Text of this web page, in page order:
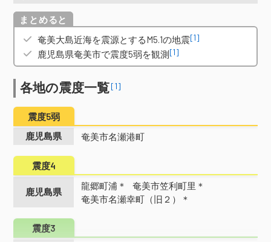
概要
奄美大島近海を震源とするM5.1の地震[1]
鹿児島県奄美市で震度5弱を観測[1]
各地の震度一覧[1]
震度5弱
鹿児島県
奄美市名瀬港町
震度4
鹿児島県
龍郷町浦＊
奄美市笠利町里＊
奄美市名瀬幸町（旧２）＊
震度3